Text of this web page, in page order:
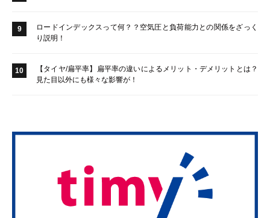
9
ロードインデックスって何？？空気圧と負荷能力との関係をざっく
り説明！
10
【タイヤ/扁平率】扁平率の違いによるメリット・デメリットとは？
見た目以外にも様々な影響が！